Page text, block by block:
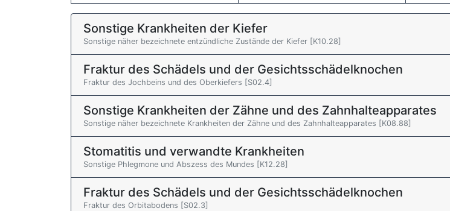
Sonstige Krankheiten der Kiefer
Sonstige näher bezeichnete entzündliche Zustände der Kiefer [K10.28]
Fraktur des Schädels und der Gesichtsschädelknochen
Fraktur des Jochbeins und des Oberkiefers [S02.4]
Sonstige Krankheiten der Zähne und des Zahnhalteapparates
Sonstige näher bezeichnete Krankheiten der Zähne und des Zahnhalteapparates [K08.88]
Stomatitis und verwandte Krankheiten
Sonstige Phlegmone und Abszess des Mundes [K12.28]
Fraktur des Schädels und der Gesichtsschädelknochen
Fraktur des Orbitabodens [S02.3]